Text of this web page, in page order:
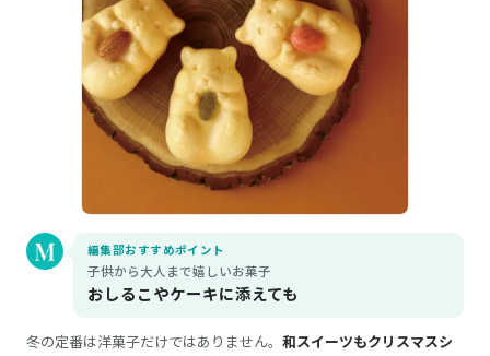
編集部おすすめポイント
子供から大人まで嬉しいお菓子
おしるこやケーキに添えても
冬の定番は洋菓子だけではありません。 和スイーツもクリスマスシ